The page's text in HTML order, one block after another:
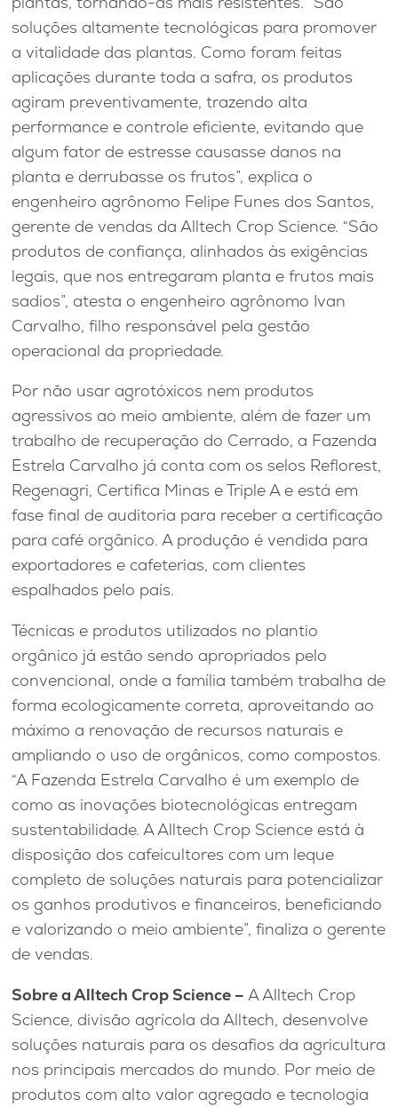
soluções altamente tecnológicas para promover
a vitalidade das plantas. Como foram feitas
aplicações durante toda a safra, os produtos
agiram preventivamente, trazendo alta
performance e controle eficiente, evitando que
algum fator de estresse causasse danos na
planta e derrubasse os frutos”, explica o
engenheiro agrônomo Felipe Funes dos Santos,
gerente de vendas da Alltech Crop Science. “São
produtos de confiança, alinhados às exigências
legais, que nos entregaram planta e frutos mais
sadios”, atesta o engenheiro agrônomo Ivan
Carvalho, filho responsável pela gestão
operacional da propriedade.
Por não usar agrotóxicos nem produtos
agressivos ao meio ambiente, além de fazer um
trabalho de recuperação do Cerrado, a Fazenda
Estrela Carvalho já conta com os selos Reflorest,
Regenagri, Certifica Minas e Triple A e está em
fase final de auditoria para receber a certificação
para café orgânico. A produção é vendida para
exportadores e cafeterias, com clientes
espalhados pelo país.
Técnicas e produtos utilizados no plantio
orgânico já estão sendo apropriados pelo
convencional, onde a família também trabalha de
forma ecologicamente correta, aproveitando ao
máximo a renovação de recursos naturais e
ampliando o uso de orgânicos, como compostos.
“A Fazenda Estrela Carvalho é um exemplo de
como as inovações biotecnológicas entregam
sustentabilidade. A Alltech Crop Science está à
disposição dos cafeicultores com um leque
completo de soluções naturais para potencializar
os ganhos produtivos e financeiros, beneficiando
e valorizando o meio ambiente”, finaliza o gerente
de vendas.
Sobre a Alltech Crop Science – A Alltech Crop
Science, divisão agrícola da Alltech, desenvolve
soluções naturais para os desafios da agricultura
nos principais mercados do mundo. Por meio de
produtos com alto valor agregado e tecnologia